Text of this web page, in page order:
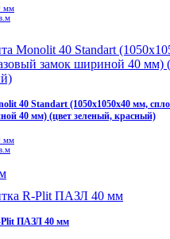
мм
40 Standart (1050x1050x40 мм,
40 мм) (цвет зеленый, красный)
мм
Plit ПАЗЛ 40 мм